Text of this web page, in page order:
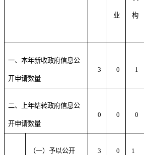
业 构
一、本年新收政府信息公
开申请数量
3 0 1
二、上年结转政府信息公
开申请数量
0 0 0
（一）予以公开 3 0 1